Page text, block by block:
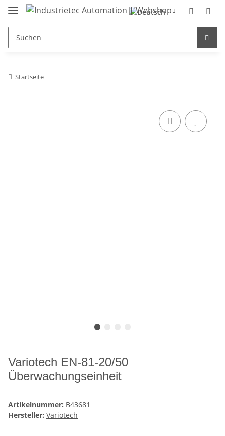
Startseite
Variotech EN-81-20/50
Überwachungseinheit
Artikelnummer: B43681
Hersteller: Variotech